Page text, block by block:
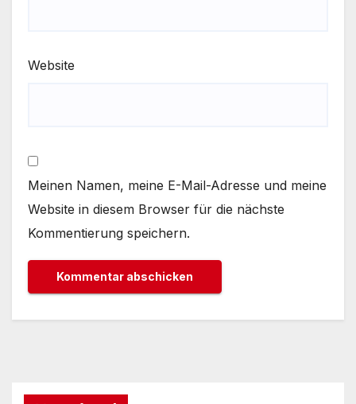
Website
Meinen Namen, meine E-Mail-Adresse und meine
Website in diesem Browser für die nächste
Kommentierung speichern.